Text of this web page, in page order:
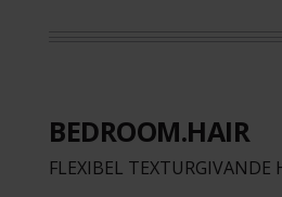
BEDROOM.HAIR
FLEXIBEL TEXTURGIVANDE